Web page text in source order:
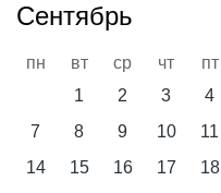
Сентябрь
пн вт ср чт пт
1
2 3 4
7
8 9 10 11
14
15 16 17 18